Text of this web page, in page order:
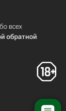
всех
обратной